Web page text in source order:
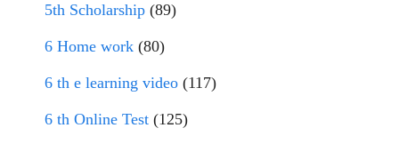
5th Scholarship (89)
6 Home work (80)
6 th e learning video (117)
6 th Online Test (125)